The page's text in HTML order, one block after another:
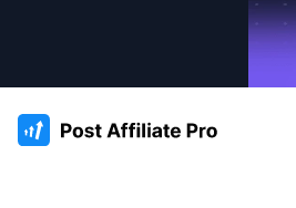
:site.title